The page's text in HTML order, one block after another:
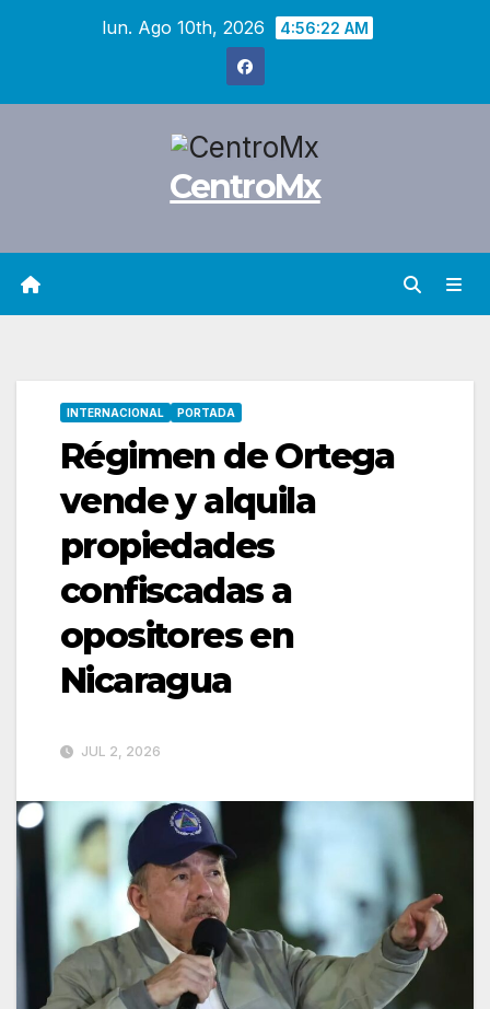
lun. Ago 10th, 2026 4:56:23 AM
CentroMx
INTERNACIONAL PORTADA
Régimen de Ortega
vende y alquila
propiedades
confiscadas a
opositores en
Nicaragua
JUL 2, 2026